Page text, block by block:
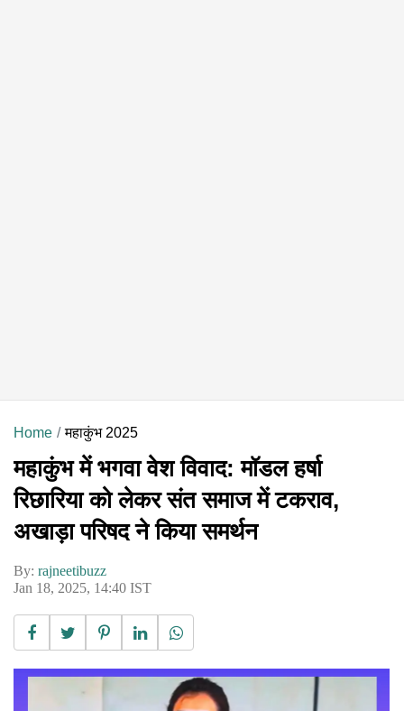
Home महाकुंभ 2025
महाकुंभ में भगवा वेश विवाद: मॉडल हर्षा
रिछारिया को लेकर संत समाज में टकराव,
अखाड़ा परिषद ने किया समर्थन
By: rajneetibuzz
Jan 18, 2025, 14:40 IST